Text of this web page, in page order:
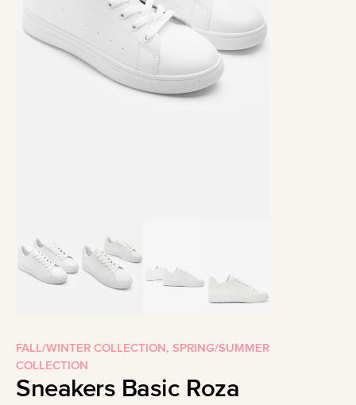
FALL/WINTER COLLECTION, SPRING/SUMMER
COLLECTION
Sneakers Basic Roza